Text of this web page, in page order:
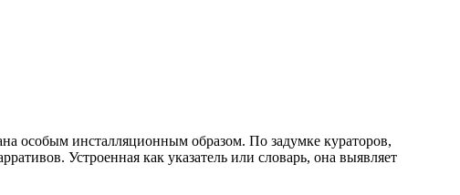
особым инсталляционным образом. По задумке кураторов,
Устроенная как указатель или словарь, она выявляет